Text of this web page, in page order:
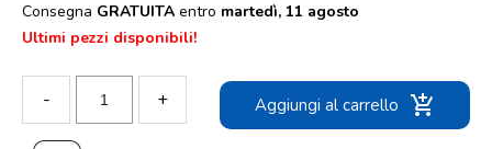
Consegna GRATUITA entro martedì, 11 agosto
Ultimi pezzi disponibili!
- + Aggiungi al carrello add_shopping_cart